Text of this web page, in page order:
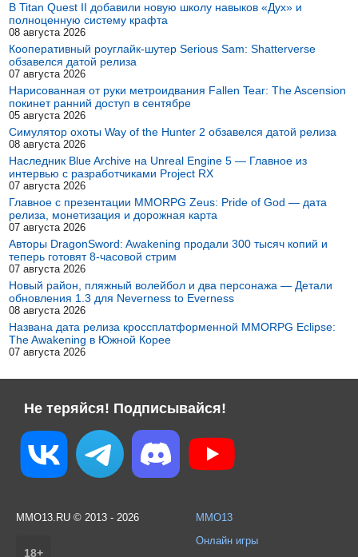
В Titan Quest II добавили новую школу навыков «Дух» и
полноценную систему крафта
08 августа 2026
Кооперативный роуглайк-шутер Serious Sam: Shatterverse
обзавелся датой релиза
07 августа 2026
Нарисованная от руки метроидвания Fallen Tear: The Ascension
покинет ранний доступ в сентябре
05 августа 2026
Симулятор охоты Way of the Hunter 2 обзавелся датой релиза
08 августа 2026
Наследник Blue Archive на Unreal Engine 5 — Главное из
интервью с разработчиками Project RX
07 августа 2026
Главное с презентации MMORPG Zeus: Pride of God — дата
релиза, монетизация и дорожная карта
07 августа 2026
Авторы DragonSword: Awakening продали 300 тысяч копий и
теперь готовят 8-часовой стрим
07 августа 2026
Новый район, пляжный волейбол и два персонажа — Детали
обновления 1.3 для Neverness to Everness
08 августа 2026
Названа дата релиза кроссплатформенной MMORPG Eclipse:
The Awakening в Южной Корее
07 августа 2026
Не теряйся! Подписывайся!
MMO13.RU © 2013 - 2026
18+
MMO13
Онлайн игры